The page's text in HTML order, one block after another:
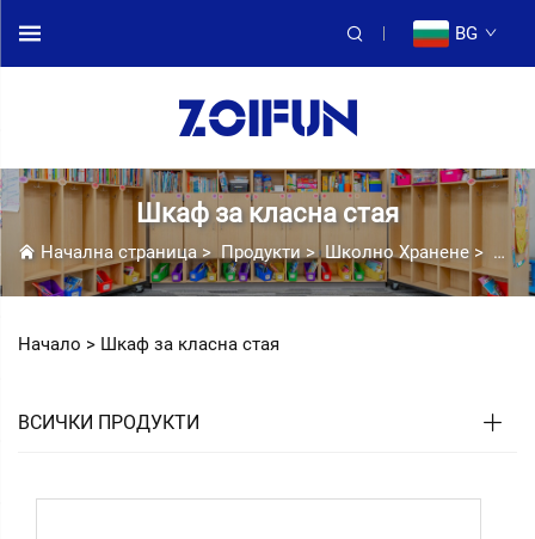
BG
Шкаф за класна стая
Начална страница> Продукти>Школно Хранене >
Начало > Шкаф за класна стая
ВСИЧКИ ПРОДУКТИ